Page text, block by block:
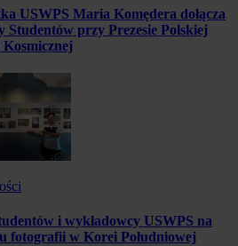
USWPS Maria Komędera dołącza
Studentów przy Prezesie Polskiej
i wykładowcy USWPS na
fotografii w Korei Południowej